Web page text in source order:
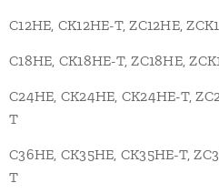
C12HE, CK12HE-T, ZC12HE,
C18HE, CK18HE-T, ZC18HE,
C24HE, CK24HE, CK24HE-T,
T
C36HE, CK35HE, CK35HE-T,
T